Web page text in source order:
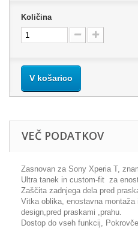
Količina
V košarico
VEČ PODATKOV
Zasnovan za Sony Xperia T,
Ultra tanek in custom-fit za
Zaščita zadnjega dela pred
Vitka oblika, enostavna montaža
design,pred praskami ,prahu.
Dostop do vseh funkcij,